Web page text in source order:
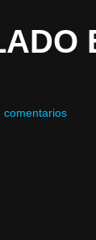
comentarios